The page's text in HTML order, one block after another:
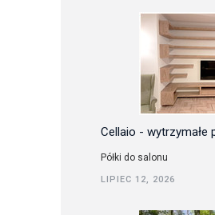
Cellaio - wytrzymałe
Półki do salonu
LIPIEC 12, 2026